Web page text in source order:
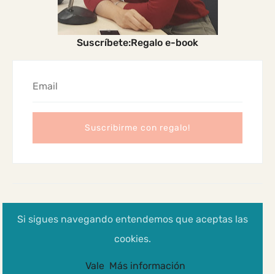
Suscríbete:Regalo e-book
Aviso legal, Política de privacidad y cookies
Si sigues navegando entendemos que aceptas las
cookies.
Vale Más información